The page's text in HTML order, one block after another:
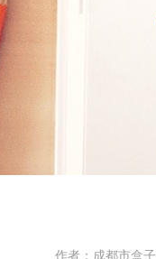
作者： 成都市盒